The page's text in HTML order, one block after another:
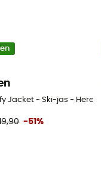
Jacket - Ski-jas - Heren
-51%